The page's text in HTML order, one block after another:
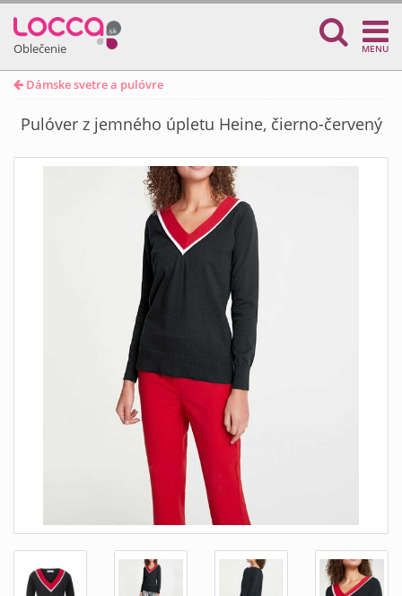
Oblečenie MENU
Dámske svetre a pulóvre
Pulóver z jemného úpletu Heine, čierno-červený